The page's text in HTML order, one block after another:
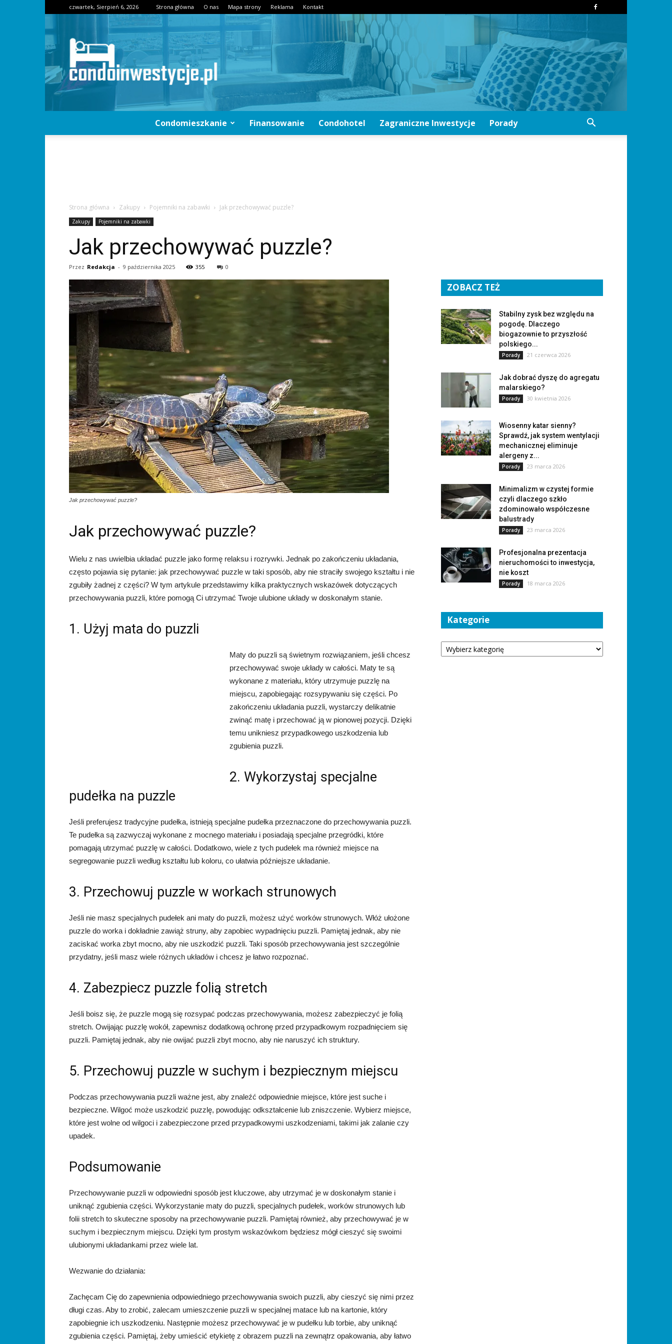
czwartek, Sierpień 6, 2026 Strona główna O nas Mapa strony Reklama Kontakt
Condomieszkanie Finansowanie Condohotel Zagraniczne Inwestycje Porady
Strona główna Zakupy Pojemniki na zabawki Jak przechowywać puzzle?
Zakupy Pojemniki na zabawki
Jak przechowywać puzzle?
Przez Redakcja - 9 października 2025 355 0
Jak przechowywać puzzle?
Jak przechowywać puzzle?
Wielu z nas uwielbia układać puzzle jako formę relaksu i rozrywki. Jednak po zakończeniu układania,
często pojawia się pytanie: jak przechowywać puzzle w taki sposób, aby nie straciły swojego kształtu i nie
zgubiły żadnej z części? W tym artykule przedstawimy kilka praktycznych wskazówek dotyczących
przechowywania puzzli, które pomogą Ci utrzymać Twoje ulubione układy w doskonałym stanie.
1. Użyj mata do puzzli
Maty do puzzli są świetnym rozwiązaniem, jeśli chcesz
przechowywać swoje układy w całości. Maty te są
wykonane z materiału, który utrzymuje puzzlę na
miejscu, zapobiegając rozsypywaniu się części. Po
zakończeniu układania puzzli, wystarczy delikatnie
zwinąć matę i przechować ją w pionowej pozycji. Dzięki
temu unikniesz przypadkowego uszkodzenia lub
zgubienia puzzli.
2. Wykorzystaj specjalne
pudełka na puzzle
Jeśli preferujesz tradycyjne pudełka, istnieją specjalne pudełka przeznaczone do przechowywania puzzli.
Te pudełka są zazwyczaj wykonane z mocnego materiału i posiadają specjalne przegródki, które
pomagają utrzymać puzzlę w całości. Dodatkowo, wiele z tych pudełek ma również miejsce na
segregowanie puzzli według kształtu lub koloru, co ułatwia późniejsze układanie.
3. Przechowuj puzzle w workach strunowych
Jeśli nie masz specjalnych pudełek ani maty do puzzli, możesz użyć worków strunowych. Włóż ułożone
puzzle do worka i dokładnie zawiąż struny, aby zapobiec wypadnięciu puzzli. Pamiętaj jednak, aby nie
zaciskać worka zbyt mocno, aby nie uszkodzić puzzli. Taki sposób przechowywania jest szczególnie
przydatny, jeśli masz wiele różnych układów i chcesz je łatwo rozpoznać.
4. Zabezpiecz puzzle folią stretch
Jeśli boisz się, że puzzle mogą się rozsypać podczas przechowywania, możesz zabezpieczyć je folią
stretch. Owijając puzzlę wokół, zapewnisz dodatkową ochronę przed przypadkowym rozpadnięciem się
puzzli. Pamiętaj jednak, aby nie owijać puzzli zbyt mocno, aby nie naruszyć ich struktury.
5. Przechowuj puzzle w suchym i bezpiecznym miejscu
Podczas przechowywania puzzli ważne jest, aby znaleźć odpowiednie miejsce, które jest suche i
bezpieczne. Wilgoć może uszkodzić puzzlę, powodując odkształcenie lub zniszczenie. Wybierz miejsce,
które jest wolne od wilgoci i zabezpieczone przed przypadkowymi uszkodzeniami, takimi jak zalanie czy
upadek.
Podsumowanie
Przechowywanie puzzli w odpowiedni sposób jest kluczowe, aby utrzymać je w doskonałym stanie i
uniknąć zgubienia części. Wykorzystanie maty do puzzli, specjalnych pudełek, worków strunowych lub
folii stretch to skuteczne sposoby na przechowywanie puzzli. Pamiętaj również, aby przechowywać je w
suchym i bezpiecznym miejscu. Dzięki tym prostym wskazówkom będziesz mógł cieszyć się swoimi
ulubionymi układankami przez wiele lat.
Wezwanie do działania:
Zachęcam Cię do zapewnienia odpowiedniego przechowywania swoich puzzli, aby cieszyć się nimi przez
długi czas. Aby to zrobić, zalecam umieszczenie puzzli w specjalnej matace lub na kartonie, który
zapobiegnie ich uszkodzeniu. Następnie możesz przechowywać je w pudełku lub torbie, aby uniknąć
zgubienia części. Pamiętaj, żeby umieścić etykietę z obrazem puzzli na zewnątrz opakowania, aby łatwo
ZOBACZ TEŻ
Stabilny zysk bez względu na
pogodę. Dlaczego
biogazownie to przyszłość
polskiego...
Porady 21 czerwca 2026
Jak dobrać dyszę do agregatu
malarskiego?
Porady 30 kwietnia 2026
Wiosenny katar sienny?
Sprawdź, jak system wentylacji
mechanicznej eliminuje
alergeny z...
Porady 23 marca 2026
Minimalizm w czystej formie
czyli dlaczego szkło
zdominowało współczesne
balustrady
Porady 23 marca 2026
Profesjonalna prezentacja
nieruchomości to inwestycja,
nie koszt
Porady 18 marca 2026
Kategorie
Kategorie